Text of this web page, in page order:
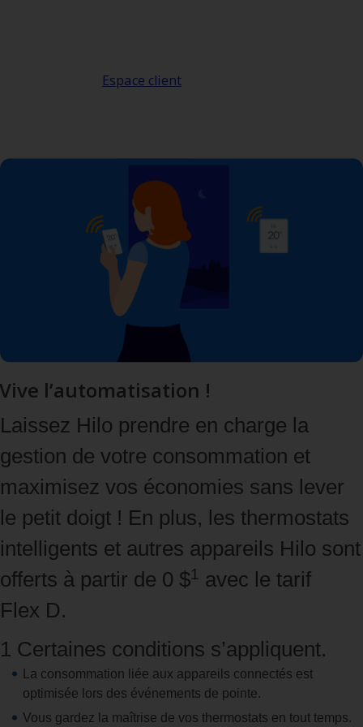
Espace client
Vive l’automatisation !
Laissez Hilo prendre en charge la
gestion de votre consommation et
maximisez vos économies sans lever
le petit doigt ! En plus, les thermostats
intelligents et autres appareils Hilo sont
offerts à partir de 0 $1 avec le tarif
Flex D.
1 Certaines conditions s’appliquent.
La consommation liée aux appareils connectés est
optimisée lors des événements de pointe.
Vous gardez la maîtrise de vos thermostats en tout temps.